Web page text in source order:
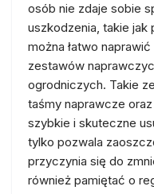
osób nie zdaje sobie
uszkodzenia, takie
można łatwo
zestawów
ogrodniczych. Takie
taśmy naprawcze
szybkie i skuteczne
tylko pozwala
przyczynia się do
również pamiętać o